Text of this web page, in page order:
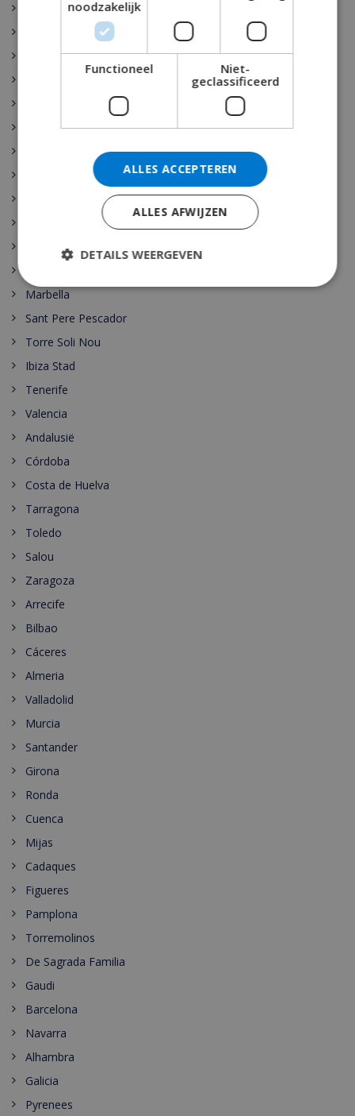
Sant Josep de sa Talaia
Vidreres
Santa Cristina de Aro
Pollensa
Cala Vadella
Marbella
Sant Pere Pescador
Torre Soli Nou
Ibiza Stad
Tenerife
Valencia
Andalusië
Córdoba
Costa de Huelva
Tarragona
Toledo
Salou
Zaragoza
Arrecife
Bilbao
Cáceres
Almeria
Valladolid
Murcia
Santander
Girona
Ronda
Cuenca
Mijas
Cadaques
Figueres
Pamplona
Torremolinos
De Sagrada Familia
Gaudi
Barcelona
Navarra
Alhambra
Galicia
Pyrenees
noodzakelijk
Functioneel
Niet-
geclassificeerd
ALLES ACCEPTEREN
ALLES AFWIJZEN
DETAILS WEERGEVEN